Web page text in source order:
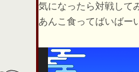
気になったら対戦して
あんこ食ってばいばー